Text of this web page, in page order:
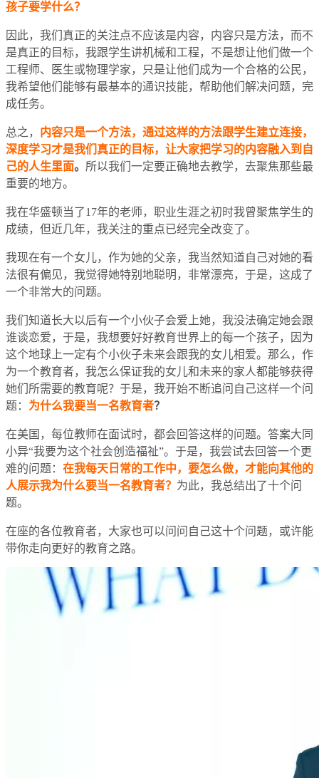
孩子要学什么？
因此，我们真正的关注点不应该是内容，内容只是方法，而不
是真正的目标，我跟学生讲机械和工程，不是想让他们做一个
工程师、医生或物理学家，只是让他们成为一个合格的公民，
我希望他们能够有最基本的通识技能，帮助他们解决问题，完
成任务。
总之， 内容只是一个方法，通过这样的方法跟学生建立连接，
深度学习才是我们真正的目标，让大家把学习的内容融入到自
己的人生里面。 所以我们一定要正确地去教学，去聚焦那些最
重要的地方。
我在华盛顿当了17年的老师，职业生涯之初时我曾聚焦学生的
成绩，但近几年，我关注的重点已经完全改变了。
我现在有一个女儿，作为她的父亲，我当然知道自己对她的看
法很有偏见，我觉得她特别地聪明，非常漂亮，于是，这成了
一个非常大的问题。
我们知道长大以后有一个小伙子会爱上她，我没法确定她会跟
谁谈恋爱，于是，我想要好好教育世界上的每一个孩子，因为
这个地球上一定有个小伙子未来会跟我的女儿相爱。那么，作
为一个教育者，我怎么保证我的女儿和未来的家人都能够获得
她们所需要的教育呢？于是，我开始不断追问自己这样一个问
题： 为什么我要当一名教育者？
在美国，每位教师在面试时，都会回答这样的问题。答案大同
小异“我要为这个社会创造福祉”。于是，我尝试去回答一个更
难的问题： 在我每天日常的工作中，要怎么做，才能向其他的
人展示我为什么要当一名教育者？ 为此，我总结出了十个问
题。
在座的各位教育者，大家也可以问问自己这十个问题，或许能
带你走向更好的教育之路。